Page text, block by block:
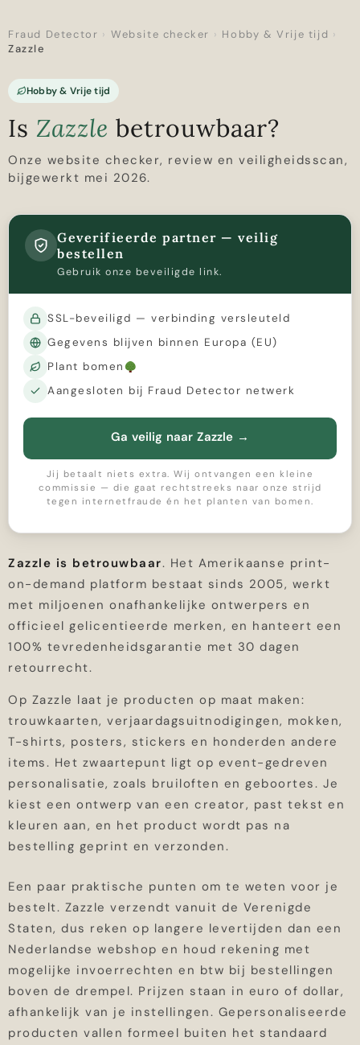
Fraud Detector › Website checker › Hobby & Vrije tijd ›
Zazzle
Hobby & Vrije tijd
Is Zazzle betrouwbaar?
Onze website checker, review en veiligheidsscan,
bijgewerkt mei 2026.
Geverifieerde partner — veilig
bestellen
Gebruik onze beveiligde link.
SSL-beveiligd — verbinding versleuteld
Gegevens blijven binnen Europa (EU)
Plant bomen
Aangesloten bij Fraud Detector netwerk
Ga veilig naar Zazzle →
Jij betaalt niets extra. Wij ontvangen een kleine
commissie — die gaat rechtstreeks naar onze strijd
tegen internetfraude én het planten van bomen.
Zazzle is betrouwbaar. Het Amerikaanse print-
on-demand platform bestaat sinds 2005, werkt
met miljoenen onafhankelijke ontwerpers en
officieel gelicentieerde merken, en hanteert een
100% tevredenheidsgarantie met 30 dagen
retourrecht.
Op Zazzle laat je producten op maat maken:
trouwkaarten, verjaardagsuitnodigingen, mokken,
T-shirts, posters, stickers en honderden andere
items. Het zwaartepunt ligt op event-gedreven
personalisatie, zoals bruiloften en geboortes. Je
kiest een ontwerp van een creator, past tekst en
kleuren aan, en het product wordt pas na
bestelling geprint en verzonden.
Een paar praktische punten om te weten voor je
bestelt. Zazzle verzendt vanuit de Verenigde
Staten, dus reken op langere levertijden dan een
Nederlandse webshop en houd rekening met
mogelijke invoerrechten en btw bij bestellingen
boven de drempel. Prijzen staan in euro of dollar,
afhankelijk van je instellingen. Gepersonaliseerde
producten vallen formeel buiten het standaard